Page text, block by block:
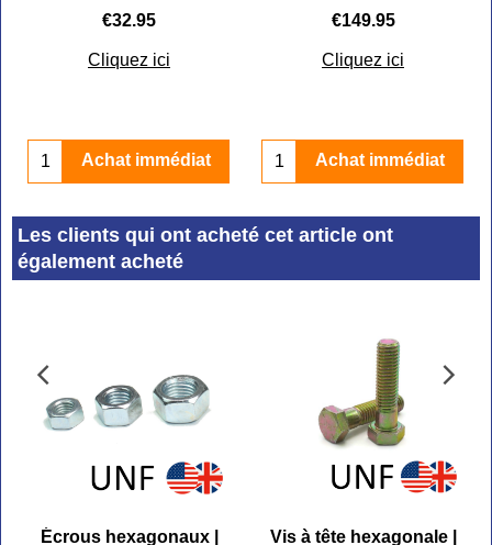
€32.95
Cliquez ici
Achat immédiat
€149.95
Cliquez ici
Achat immédiat
Les clients qui ont acheté cet article ont
également acheté
Écrous hexagonaux |
Vis à tête hexagonale |